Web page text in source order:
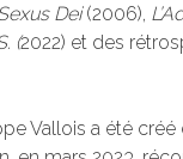
Dei(2006),
(2022) et des
a été créé et